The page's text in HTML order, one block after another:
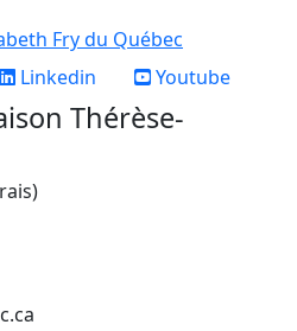
Linkedin Youtube
Thérèse-